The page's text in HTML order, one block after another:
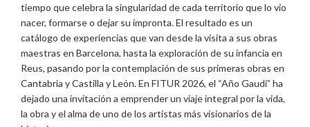
tiempo que celebra la singularidad de cada territorio que lo vio
nacer, formarse o dejar su impronta. El resultado es un
catálogo de experiencias que van desde la visita a sus obras
maestras en Barcelona, hasta la exploración de su infancia en
Reus, pasando por la contemplación de sus primeras obras en
Cantabria y Castilla y León. En FITUR 2026, el “Año Gaudí” ha
dejado una invitación a emprender un viaje integral por la vida,
la obra y el alma de uno de los artistas más visionarios de la